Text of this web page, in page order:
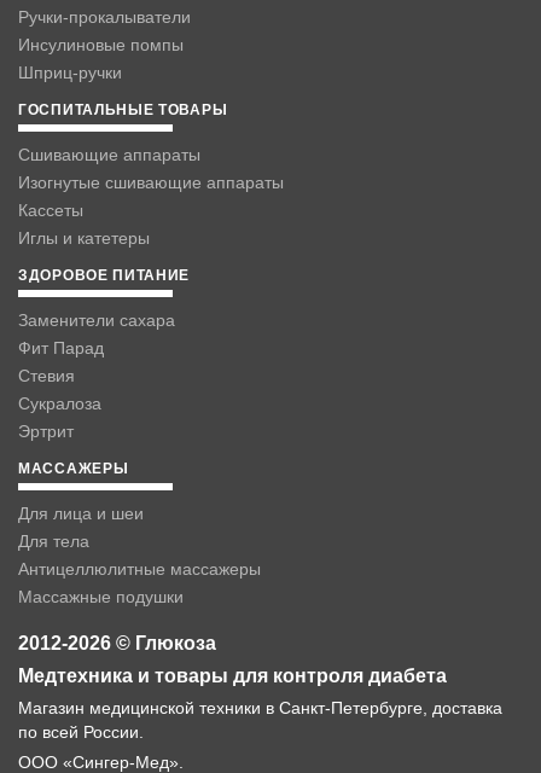
Ручки-прокалыватели
Инсулиновые помпы
Шприц-ручки
ГОСПИТАЛЬНЫЕ ТОВАРЫ
Сшивающие аппараты
Изогнутые сшивающие аппараты
Кассеты
Иглы и катетеры
ЗДОРОВОЕ ПИТАНИЕ
Заменители сахара
Фит Парад
Стевия
Сукралоза
Эртрит
МАССАЖЕРЫ
Для лица и шеи
Для тела
Антицеллюлитные массажеры
Массажные подушки
2012-2026 © Глюкоза
Медтехника и товары для контроля диабета
Магазин медицинской техники в Санкт-Петербурге, доставка
по всей России.
ООО «Сингер-Мед».